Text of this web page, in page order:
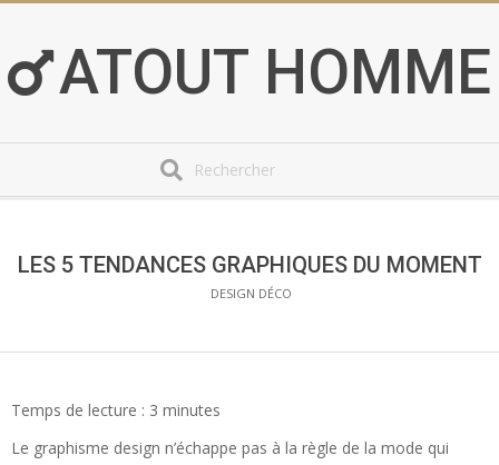
content ATOUT HOMME
MenuLES 5 TENDANCES GRAPHIQUES DU MOMENT
DESIGN DÉCO
Temps de lecture : 3 minutes
Le graphisme design n’échappe pas à la règle de la mode qui